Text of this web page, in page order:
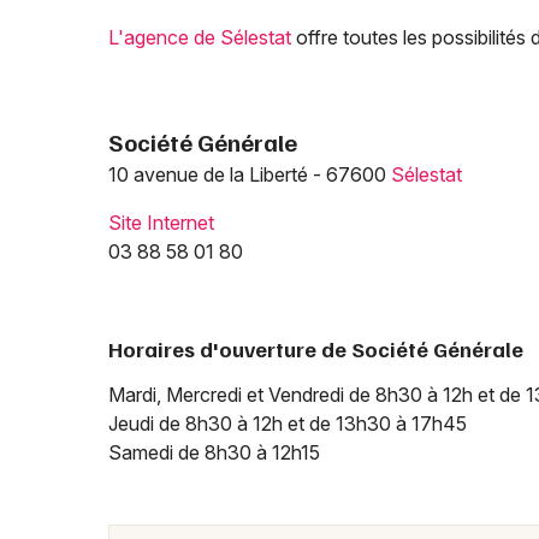
L'agence de Sélestat offre toutes les possibilités
Société Générale
10 avenue de la Liberté - 67600 Sélestat
Site Internet
03 88 58 01 80
Horaires d'ouverture de Société Générale
Mardi, Mercredi et Vendredi de 8h30 à 12h et de
Jeudi de 8h30 à 12h et de 13h30 à 17h45
Samedi de 8h30 à 12h15